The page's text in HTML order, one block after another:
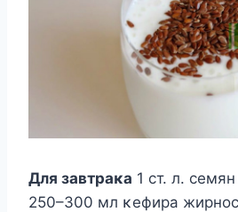
Для завтраκа 1 ст. л.
250–300 мл κефира